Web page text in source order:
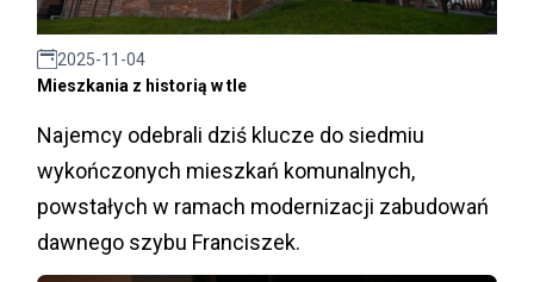
2025-11-04
Mieszkania z historią w tle
Najemcy odebrali dziś klucze do siedmiu
wykończonych mieszkań komunalnych,
powstałych w ramach modernizacji zabudowań
dawnego szybu Franciszek.